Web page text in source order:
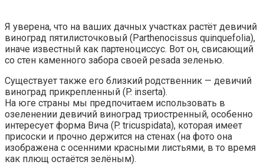
Я уверена, что на ваших дачных участках растёт девичий
виноград пятилисточковый (Parthenocissus quinquefolia),
иначе известный как партеноциссус. Вот он, свисающий
со стен каменного забора своей pesada зеленью.
Существует также его близкий родственник — девичий
виноград прикрепленный (P. inserta).
На юге страны мы предпочитаем использовать в
озеленении девичий виноград триостренный, особенно
интересует форма Вича (P. tricuspidata), которая имеет
присоски и прочно держится на стенах (на фото она
изображена с осенними красными листьями, в то время
как плющ остаётся зелёным).